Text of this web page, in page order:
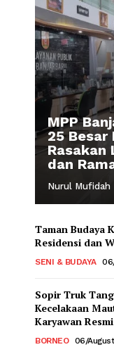
MPP
25 Besar
Rasakan
dan
Nurul Mufidah
Taman Budaya
Residensi dan
SENI & BUDAYA
Sopir Truk
Kecelakaan
Karyawan Resmi
BORNEO 06/